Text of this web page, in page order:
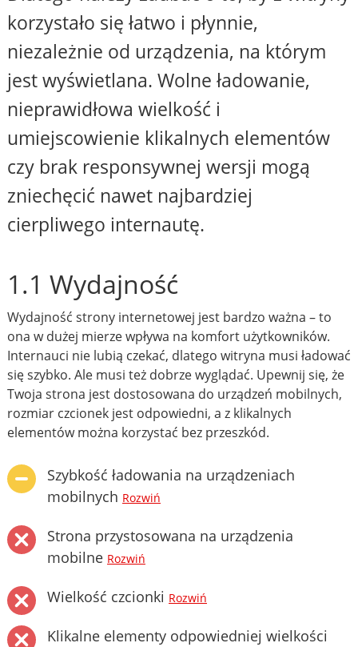
korzystało się łatwo i płynnie,
niezależnie od urządzenia, na którym
jest wyświetlana. Wolne ładowanie,
nieprawidłowa wielkość i
umiejscowienie klikalnych elementów
czy brak responsywnej wersji mogą
zniechęcić nawet najbardziej
cierpliwego internautę.
1.1 Wydajność
Wydajność strony internetowej jest bardzo ważna – to
ona w dużej mierze wpływa na komfort użytkowników.
Internauci nie lubią czekać, dlatego witryna musi ładować
się szybko. Ale musi też dobrze wyglądać. Upewnij się, że
Twoja strona jest dostosowana do urządzeń mobilnych,
rozmiar czcionek jest odpowiedni, a z klikalnych
elementów można korzystać bez przeszkód.
Szybkość ładowania na urządzeniach
mobilnych Rozwiń
Strona przystosowana na urządzenia
mobilne Rozwiń
Wielkość czcionki Rozwiń
Klikalne elementy odpowiedniej wielkości